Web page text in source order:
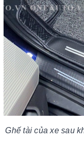
Ghế tài của xe sau